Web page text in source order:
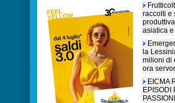
raccolti e
asiatica
la
milioni di
ora
EICMA
EPISODI